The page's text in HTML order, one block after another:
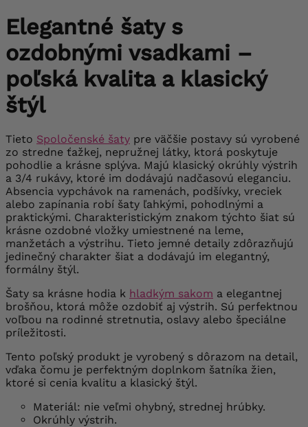
Elegantné šaty s
ozdobnými vsadkami –
poľská kvalita a klasický
štýl
Tieto Spoločenské šaty pre väčšie postavy sú vyrobené
zo stredne ťažkej, nepružnej látky, ktorá poskytuje
pohodlie a krásne splýva. Majú klasický okrúhly výstrih
a 3/4 rukávy, ktoré im dodávajú nadčasovú eleganciu.
Absencia vypchávok na ramenách, podšívky, vreciek
alebo zapínania robí šaty ľahkými, pohodlnými a
praktickými. Charakteristickým znakom týchto šiat sú
krásne ozdobné vložky umiestnené na leme,
manžetách a výstrihu. Tieto jemné detaily zdôrazňujú
jedinečný charakter šiat a dodávajú im elegantný,
formálny štýl.
Šaty sa krásne hodia k hladkým sakom a elegantnej
brošňou, ktorá môže ozdobiť aj výstrih. Sú perfektnou
voľbou na rodinné stretnutia, oslavy alebo špeciálne
príležitosti.
Tento poľský produkt je vyrobený s dôrazom na detail,
vďaka čomu je perfektným doplnkom šatníka žien,
ktoré si cenia kvalitu a klasický štýl.
Materiál: nie veľmi ohybný, strednej hrúbky.
Okrúhly výstrih.